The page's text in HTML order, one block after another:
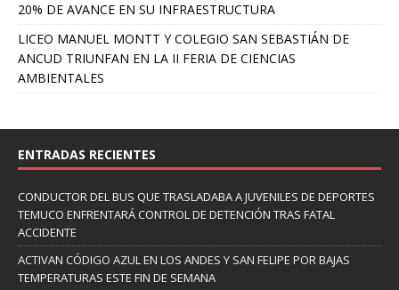
20% DE AVANCE EN SU INFRAESTRUCTURA
LICEO MANUEL MONTT Y COLEGIO SAN SEBASTIÁN DE
ANCUD TRIUNFAN EN LA II FERIA DE CIENCIAS
AMBIENTALES
ENTRADAS RECIENTES
CONDUCTOR DEL BUS QUE TRASLADABA A JUVENILES DE DEPORTES
TEMUCO ENFRENTARÁ CONTROL DE DETENCIÓN TRAS FATAL
ACCIDENTE
ACTIVAN CÓDIGO AZUL EN LOS ANDES Y SAN FELIPE POR BAJAS
TEMPERATURAS ESTE FIN DE SEMANA